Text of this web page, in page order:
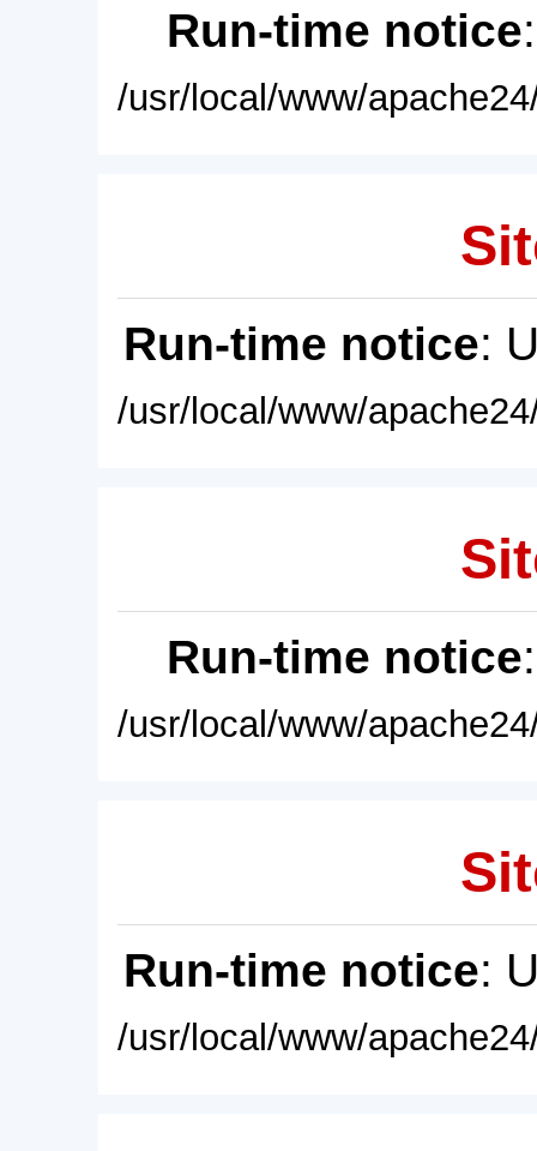
Run-time notice
/usr/local/www/
Run-time notice:
/usr/local/www/
Run-time notice
/usr/local/www/
Run-time notice:
/usr/local/www/